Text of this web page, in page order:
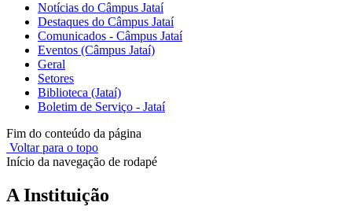
Notícias do Câmpus Jataí
Destaques do Câmpus Jataí
Comunicados - Câmpus Jataí
Eventos (Câmpus Jataí)
Geral
Setores
Biblioteca (Jataí)
Boletim de Serviço - Jataí
Fim do conteúdo da página
Voltar para o topo
Início da navegação de rodapé
A Instituição